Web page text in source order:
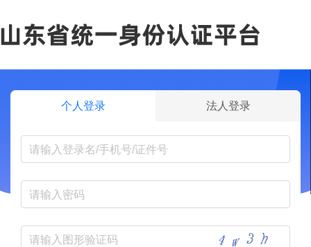
个人登录 法人登录